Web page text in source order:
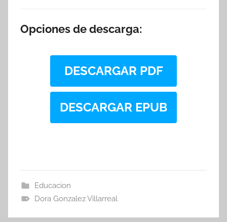
Opciones de descarga:
DESCARGAR PDF
DESCARGAR EPUB
Educacion
Dora Gonzalez Villarreal